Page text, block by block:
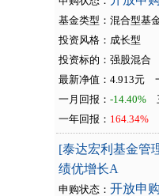
基金类型：混合型基
投资风格：成长型
投资标的：强股混合
最新净值：4.913元
一月回报： -14.40%
一年回报： 164.34%
[泰达宏利基金管
绩优增长A
申购状态： 开放申